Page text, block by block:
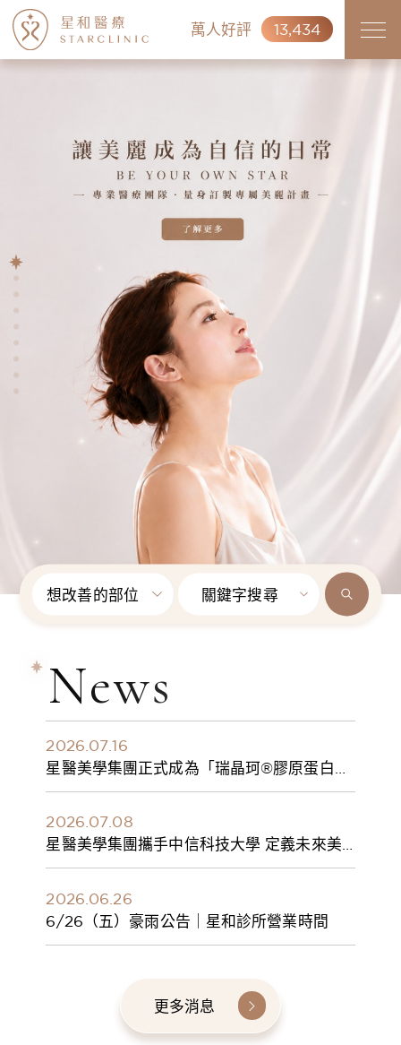
萬人好評 13,434
想改善的部位 關鍵字搜尋
News
2026.07.16
星醫美學集團正式成為「瑞晶珂®膠原蛋白植
入劑」台灣獨家總代理
2026.07.08
星醫美學集團攜手中信科技大學 定義未來美
學人才新標準 建構健康美學產學共育模式 串
2026.06.26
6/26（五）豪雨公告｜星和診所營業時間
更多消息